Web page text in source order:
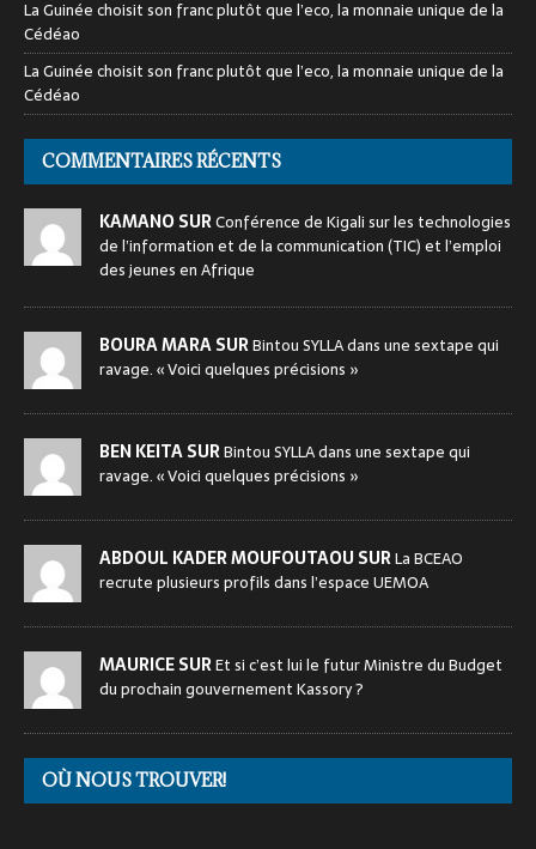
La Guinée choisit son franc plutôt que l’eco, la monnaie unique de la
Cédéao
La Guinée choisit son franc plutôt que l’eco, la monnaie unique de la
Cédéao
COMMENTAIRES RÉCENTS
KAMANO SURConférence de Kigali sur les technologies
de l’information et de la communication (TIC) et l’emploi
des jeunes en Afrique
BOURA MARA SURBintou SYLLA dans une sextape qui
ravage. « Voici quelques précisions »
BEN KEITA SURBintou SYLLA dans une sextape qui
ravage. « Voici quelques précisions »
ABDOUL KADER MOUFOUTAOU SURLa BCEAO
recrute plusieurs profils dans l’espace UEMOA
MAURICE SUREt si c’est lui le futur Ministre du Budget
du prochain gouvernement Kassory ?
OÙ NOUS TROUVER!